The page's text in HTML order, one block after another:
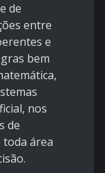
de
entre
e
bem
nos
de
toda área